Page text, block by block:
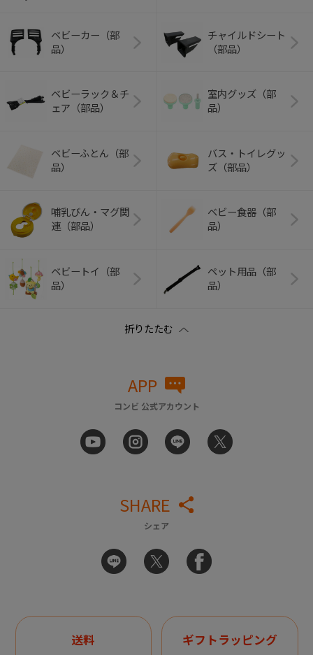
ベビーカー（部
品）
チャイルドシート
（部品）
ベビーラック＆チ
ェア（部品）
室内グッズ（部
品）
ベビーふとん（部
品）
バス・トイレグッ
ズ（部品）
哺乳びん・マグ関
連（部品）
ベビー食器（部
品）
ベビートイ（部
品）
ペット用品（部
品）
APP
コンビ 公式アカウント
SHARE
シェア
送料 ギフトラッピング